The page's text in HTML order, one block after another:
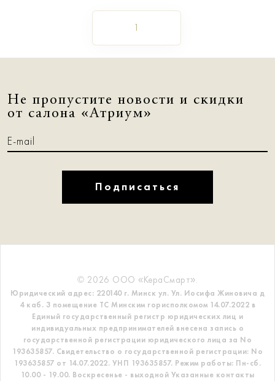
1
Не пропустите новости и скидки
от салона «Атриум»
Подписаться
© 2026 ООО «КераСмарт».
Юридический адрес: 220140 г. Минск ул. Ул. Иосифа Жиновича д
4 каб. 3 помещение ТС Минским горисполкомом 14.07.2022 в
Единый государственный регистр юридических лиц и
индивидуальных предпринимателей внесена запись о
государственной регистрации юридического лица за No
193635857. Свидетельство о государственной регистрации: No
193635857 от 14.07.2022. УНП 193635857. Режим работы: Пн-сб.
10.00 - 19.00. Воскресенье - выходной Указанные контакты